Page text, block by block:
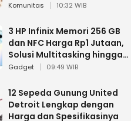
Komunitas 10:32 WIB
3 HP Infinix Memori 256 GB
dan NFC Harga Rp1 Jutaan,
Solusi Multitasking hingga
Gaming
Gadget 09:49 WIB
12 Sepeda Gunung United
Detroit Lengkap dengan
Harga dan Spesifikasinya